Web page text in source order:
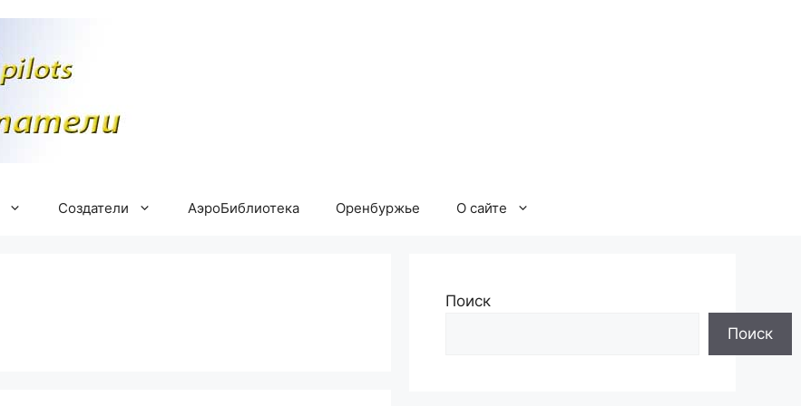
Создатели АэроБиблиотека Оренбуржье О сайте
Поиск
Поиск